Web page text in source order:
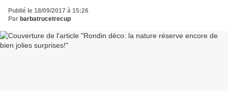
Publié le 18/09/2017 à 15:26
Par barbatrucetrecup